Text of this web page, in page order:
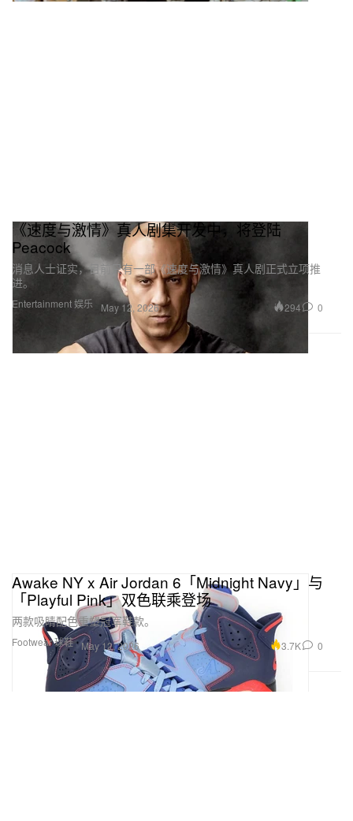
Entertainment 娱乐
《速度与激情》真人剧集开发中，将登陆
Peacock
消息人士证实，目前只有一部《速度与激情》真人剧正式立项推
进。
May 12, 2026 294 0
Footwear 球鞋
Awake NY x Air Jordan 6「Midnight Navy」与
「Playful Pink」双色联乘登场
两款吸睛配色重塑冠军鞋款。
May 12, 2026 3.7K 0